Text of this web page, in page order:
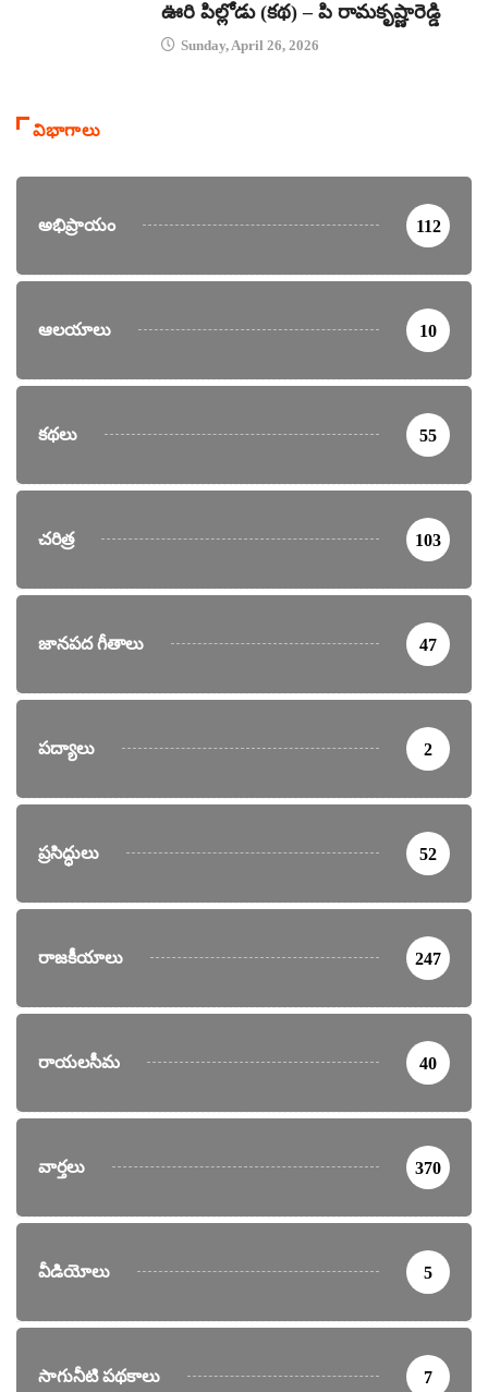
ఊరి పిల్లోడు (కథ) – పి రామకృష్ణారెడ్డి
Sunday, April 26, 2026
విభాగాలు
అభిప్రాయం 112
ఆలయాలు 10
కథలు 55
చరిత్ర 103
జానపద గీతాలు 47
పద్యాలు 2
ప్రసిద్ధులు 52
రాజకీయాలు 247
రాయలసీమ 40
వార్తలు 370
వీడియోలు 5
సాగునీటి పథకాలు 7